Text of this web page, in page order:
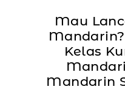
Mau
Kelas
Mandarin